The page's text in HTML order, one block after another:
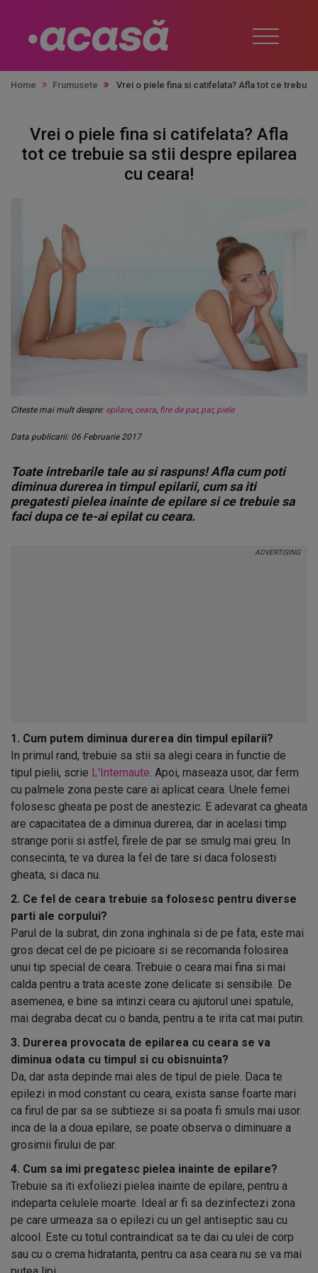
Home Frumusete Vrei o piele fina si catifelata? Afla tot ce
Vrei o piele fina si catifelata? Afla
tot ce trebuie sa stii despre epilarea
cu ceara!
Citeste mai mult despre: epilare, ceara, fire de par, par, piele
Data publicarii: 06 Februarie 2017
Toate intrebarile tale au si raspuns! Afla cum poti
diminua durerea in timpul epilarii, cum sa iti
pregatesti pielea inainte de epilare si ce trebuie sa
faci dupa ce te-ai epilat cu ceara.
1. Cum putem diminua durerea din timpul epilarii?
In primul rand, trebuie sa stii sa alegi ceara in functie de
tipul pielii, scrie L'Internaute. Apoi, maseaza usor, dar ferm
cu palmele zona peste care ai aplicat ceara. Unele femei
folosesc gheata pe post de anestezic. E adevarat ca gheata
are capacitatea de a diminua durerea, dar in acelasi timp
strange porii si astfel, firele de par se smulg mai greu. In
consecinta, te va durea la fel de tare si daca folosesti
gheata, si daca nu.
2. Ce fel de ceara trebuie sa folosesc pentru diverse
parti ale corpului?
Parul de la subrat, din zona inghinala si de pe fata, este mai
gros decat cel de pe picioare si se recomanda folosirea
unui tip special de ceara. Trebuie o ceara mai fina si mai
calda pentru a trata aceste zone delicate si sensibile. De
asemenea, e bine sa intinzi ceara cu ajutorul unei spatule,
mai degraba decat cu o banda, pentru a te irita cat mai putin.
3. Durerea provocata de epilarea cu ceara se va
diminua odata cu timpul si cu obisnuinta?
Da, dar asta depinde mai ales de tipul de piele. Daca te
epilezi in mod constant cu ceara, exista sanse foarte mari
ca firul de par sa se subtieze si sa poata fi smuls mai usor.
inca de la a doua epilare, se poate observa o diminuare a
grosimii firului de par.
4. Cum sa imi pregatesc pielea inainte de epilare?
Trebuie sa iti exfoliezi pielea inainte de epilare, pentru a
indeparta celulele moarte. Ideal ar fi sa dezinfectezi zona
pe care urmeaza sa o epilezi cu un gel antiseptic sau cu
alcool. Este cu totul contraindicat sa te dai cu ulei de corp
sau cu o crema hidratanta, pentru ca asa ceara nu se va mai